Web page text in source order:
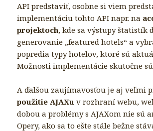
API predstaviť, osobne si viem
implementáciu tohto API napr. na
projektoch, kde sa výstupy štatistík
generovanie „featured hotels“ a
popredia typy hotelov, ktoré sú
Možnosti implementácie skutočne
A ďalšou zaujímavosťou je aj veľmi
použitie AJAXu v rozhraní webu,
dobou a problémy s AJAXom nie sú
Opery, ako sa to ešte stále bežne